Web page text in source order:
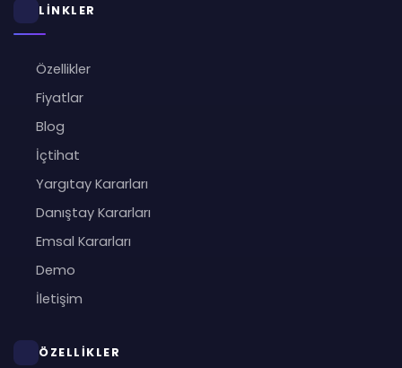
LİNKLER
Özellikler
Fiyatlar
Blog
İçtihat
Yargıtay Kararları
Danıştay Kararları
Emsal Kararları
Demo
İletişim
ÖZELLİKLER